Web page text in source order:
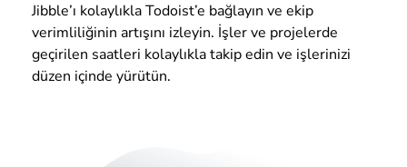
Jibble’ı kolaylıkla Todoist’e bağlayın ve ekip
verimliliğinin artışını izleyin. İşler ve projelerde
geçirilen saatleri kolaylıkla takip edin ve işlerinizi
düzen içinde yürütün.